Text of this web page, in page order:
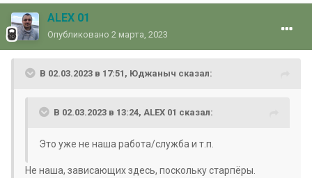
ALEX 01
Опубликовано 2 марта, 2023
В 02.03.2023 в 17:51, Юджаныч сказал:
В 02.03.2023 в 13:24, ALEX 01 сказал:
Это уже не наша работа/служба и т.п.
Не наша, зависающих здесь, поскольку старпёры.